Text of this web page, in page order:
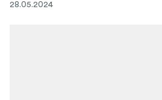
28.05.2024